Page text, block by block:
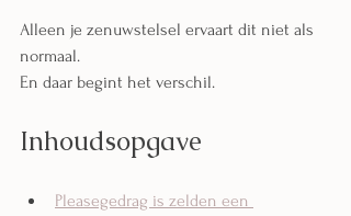
Alleen je zenuwstelsel ervaart dit niet als
normaal.
En daar begint het verschil.
Inhoudsopgave
Pleasegedrag is zelden een